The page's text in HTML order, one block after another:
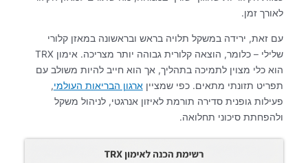
לאורך זמן.
עם זאת, ירידה במשקל תלויה בראש ובראשונה במאזן קלורי
שלילי – כלומר, הוצאה קלורית גבוהה יותר מצריכה. אימון TRX
הוא כלי מצוין לתמיכה בתהליך, אך הוא חייב להיות משולב עם
תפריט תזונתי מתאים. כפי שמצייןארגון הבריאות העולמי,
פעילות גופנית סדירה תורמת לאיזון אנרגטי, לניהול משקל
ולהפחתת סיכוני תחלואה.